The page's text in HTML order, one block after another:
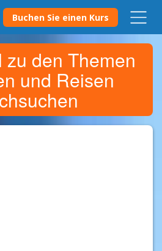
Buchen Sie einen Kurs
den Themen
und Reisen